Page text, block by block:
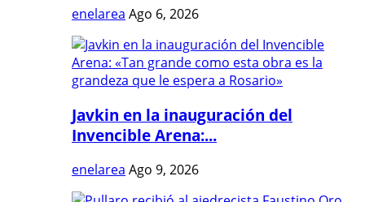
enelarea Ago 6, 2026
Javkin en la inauguración del
Invencible Arena:...
enelarea Ago 9, 2026